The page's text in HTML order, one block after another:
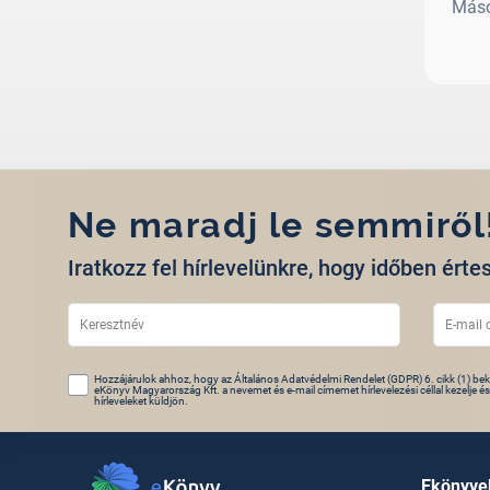
Ne maradj le
Iratkozz fel hírlevelünkre, hogy időben
Hozzájárulok ahhoz, hogy az Általános Adatvédelmi Rendelet (GDPR) 6. cikk (1)
eKönyv Magyarország Kft. a nevemet és e-mail címemet hírlevelezési céllal kezelje
hírleveleket küldjön.